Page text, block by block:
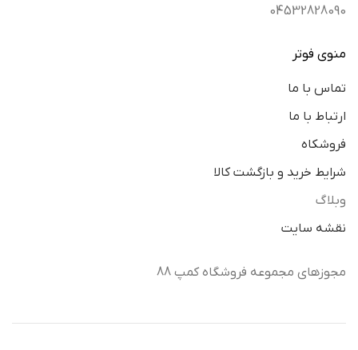
04532828090
منوی فوتر
تماس با ما
ارتباط با ما
فروشکاه
شرایط خرید و بازگشت کالا
وبلاگ
نقشه سایت
مجوزهای مجموعه فروشگاه کمپ 88